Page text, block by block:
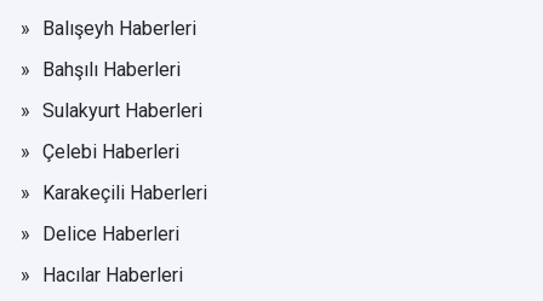
Balışeyh Haberleri
Bahşılı Haberleri
Sulakyurt Haberleri
Çelebi Haberleri
Karakeçili Haberleri
Delice Haberleri
Hacılar Haberleri